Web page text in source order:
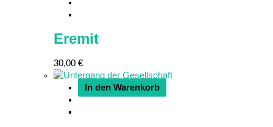
Eremit
30,00 €
In den Warenkorb